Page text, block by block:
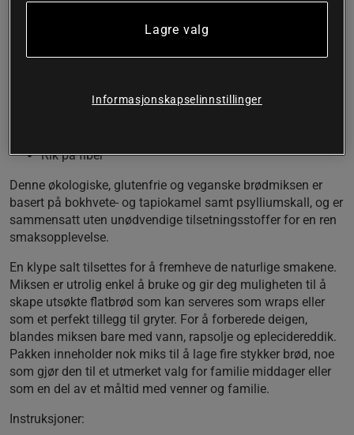
perfekte valget for deg som søker en enkel og sunn
løsning for å nyte nybakt flatbrød hjemme.
Rik på fiber
Denne økologiske, glutenfrie og veganske brødmiksen er
basert på bokhvete- og tapiokamel samt psylliumskall, og er
sammensatt uten unødvendige tilsetningsstoffer for en ren
smaksopplevelse.
En klype salt tilsettes for å fremheve de naturlige smakene.
Miksen er utrolig enkel å bruke og gir deg muligheten til å
skape utsøkte flatbrød som kan serveres som wraps eller
som et perfekt tillegg til gryter. For å forberede deigen,
blandes miksen bare med vann, rapsolje og eplecidereddik.
Pakken inneholder nok miks til å lage fire stykker brød, noe
som gjør den til et utmerket valg for familie middager eller
som en del av et måltid med venner og familie.
Instruksjoner:
Lagre valg
Informasjonskapselinnstillinger